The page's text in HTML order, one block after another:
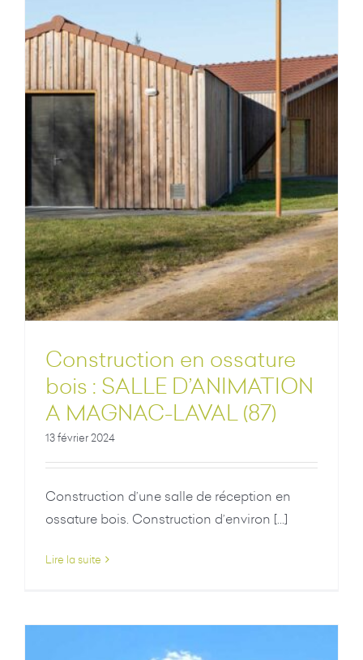
Construction en ossature
bois : SALLE D’ANIMATION
A MAGNAC-LAVAL (87)
13 février 2024
Construction d’une salle de réception en
ossature bois. Construction d’environ [...]
Lire la suite